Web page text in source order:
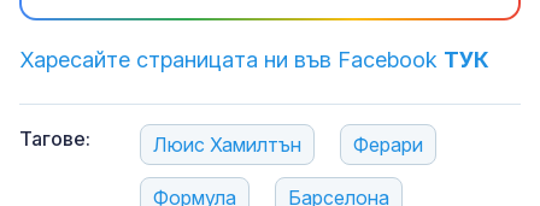
Харесайте страницата ни във Facebook ТУК
Тагове: Люис Хамилтън Ферари
Формула Барселона